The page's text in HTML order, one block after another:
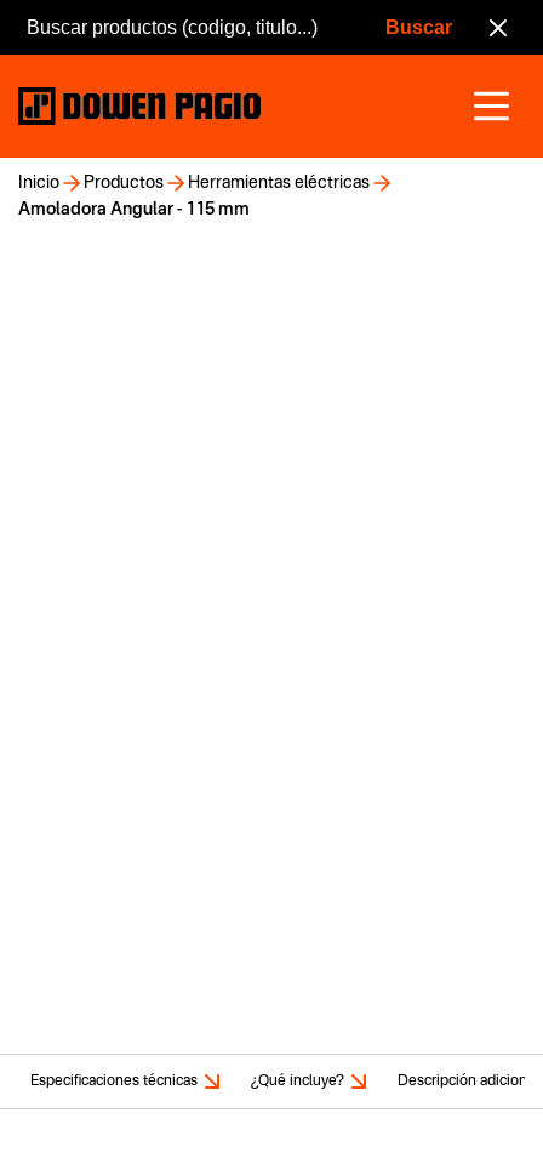
Inicio Productos
Herramientas eléctricas
Amoladora Angular - 115 mm
Especificaciones técnicas ¿Qué incluye? Descripción adicional